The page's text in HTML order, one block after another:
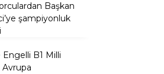
Başkan
şampiyonluk
B1 Milli
Avrupa